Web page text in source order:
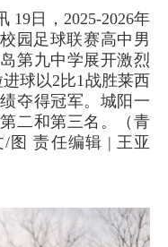
19日，2025-2026年
园足球联赛高中男
第九中学展开激烈
球以2比1战胜莱西
夺得冠军。城阳一
二和第三名。（青
图 责任编辑 | 王亚